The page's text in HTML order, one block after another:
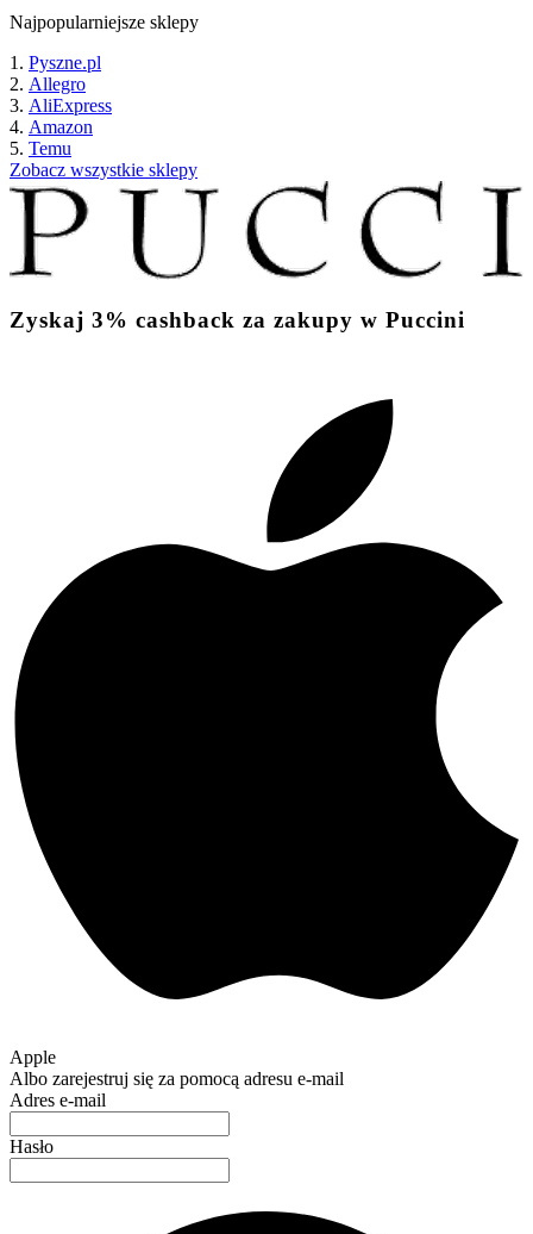
Najpopularniejsze sklepy
Pyszne.pl
Allegro
AliExpress
Amazon
Temu
Zobacz wszystkie sklepy
Zyskaj 3% cashback za zakupy w Puccini
Apple
Albo zarejestruj się za pomocą adresu e-mail
Adres e-mail
Hasło